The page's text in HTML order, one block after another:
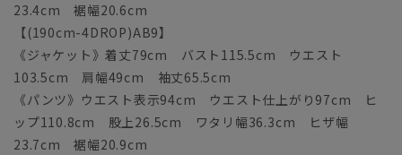
23.4cm 裾幅20.6cm
【(190cm-4DROP)AB9】
《ジャケット》着丈79cm バスト115.5cm ウエスト
103.5cm 肩幅49cm 袖丈65.5cm
《パンツ》ウエスト表示94cm ウエスト仕上がり97cm ヒ
ップ110.8cm 股上26.5cm ワタリ幅36.3cm ヒザ幅
23.7cm 裾幅20.9cm